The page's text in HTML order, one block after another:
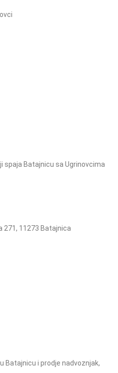
spaja Batajnicu sa Ugrinovcima
271, 11273 Batajnica
Batajnicu i prodje nadvoznjak,